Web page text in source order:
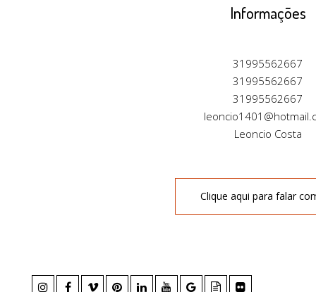
Informações
31995562667
31995562667
31995562667
Leoncio Costa
Clique aqui para falar